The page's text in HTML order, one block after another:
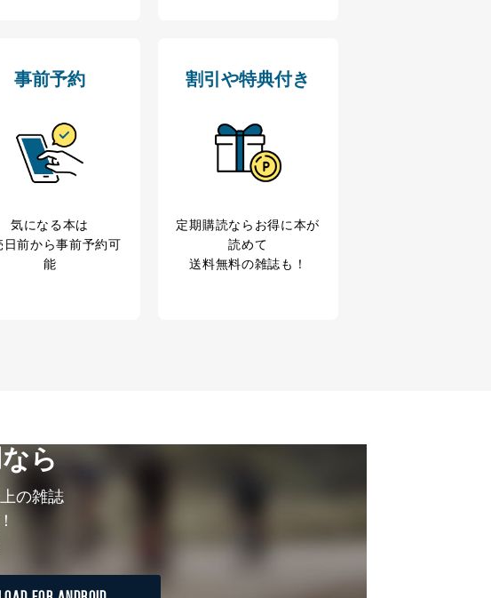
ャンペーン等の広告の案内のため
覧履歴や購買履歴等の情報を分析して、趣
ペレーター教育など応対品質向上のため
確認のため
イトのサービス内容のご案内のため
キャンペーン等の広告に関するご案内のため
にて公表する利用目的達成のため
用目的であり、下記4.の開示等のご請求に
ただきますようお願い致します。
者に提供することはありません。ただし、
事前予約
気になる本は
日前から事前予約可
能
割引や特典付き
定期購読なら お得に本が
読めて
送料無料の雑誌も！
ら
の雑誌